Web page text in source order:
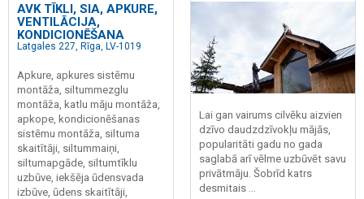
AVK TĪKLI, SIA, APKURE,
VENTILĀCIJA,
KONDICIONĒŠANA
Latgales 227, Rīga, LV-1019
Apkure, apkures sistēmu
montāža, siltummezglu
montāža, katlu māju montāža,
apkope, kondicionēšanas
sistēmu montāža, siltuma
skaitītāji, siltummaiņi,
siltumapgāde, siltumtīklu
uzbūve, iekšēja ūdensvada
izbūve, ūdens skaitītāji,
Lai gan vairums cilvēku aizvien
dzīvo daudzdzīvokļu mājās,
popularitāti gadu no gada
saglabā arī vēlme uzbūvēt savu
privātmāju. Šobrīd katrs
desmitais ...